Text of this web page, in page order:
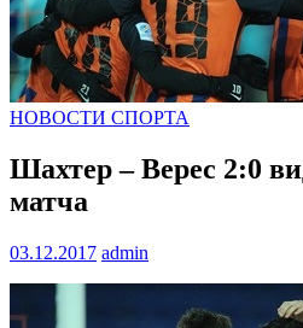
НОВОСТИ СПОРТА
Шахтер – Верес 2:0
матча
03.12.2017 admin